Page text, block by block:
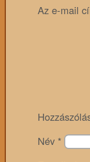
Az e-mail
Név *